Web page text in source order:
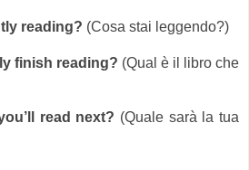
reading? (Cosa stai leggendo?)
finish reading? (Qual è il libro che
read next? (Quale sarà la tua